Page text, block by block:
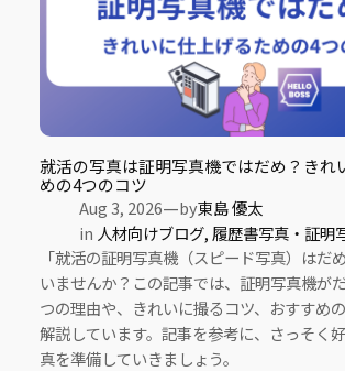
就活の写真は証明写真機ではだめ？きれ
めの4つのコツ
Aug 3, 2026—by東島 優太
in 人材向けブログ, 履歴書写真・証明
「就活の証明写真機（スピード写真）はだ
いませんか？この記事では、証明写真機が
つの理由や、きれいに撮るコツ、おすすめ
解説しています。記事を参考に、さっそく
真を準備していきましょう。